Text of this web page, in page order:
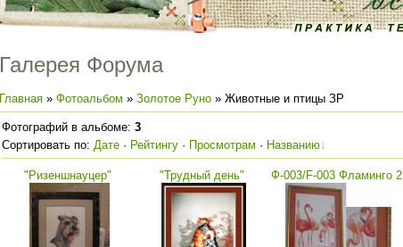
Галерея Форума
Главная » Фотоальбом » Золотое Руно » Животные и птицы ЗР
Фотографий в альбоме: 3
Сортировать по: Дате · Рейтингу · Просмотрам · Названию
"Ризеншнауцер" "Трудный день" Ф-003/F-003 Фламинго 2